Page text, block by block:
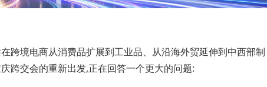
境电商从消费品扩展到工业品、从沿海外贸延伸到中西部制
跨交会的重新出发,正在回答一个更大的问题: